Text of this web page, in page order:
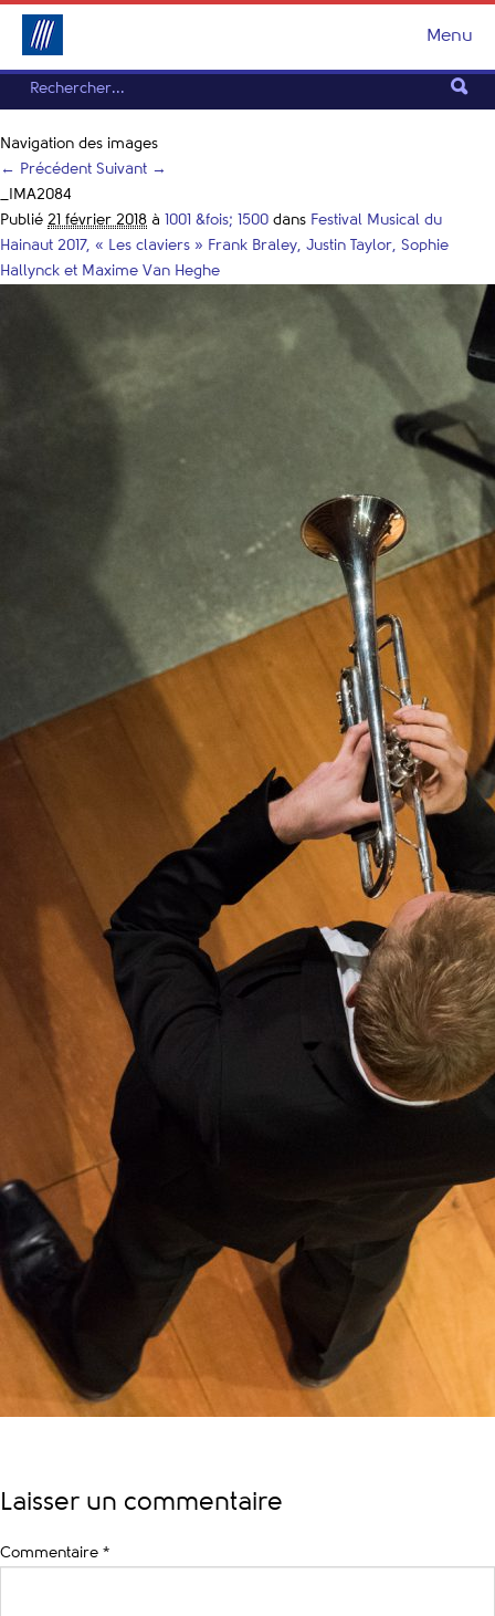
Menu
Navigation des images
← Précédent Suivant →
_IMA2084
Publié 21 février 2018 à 1001 &fois; 1500 dans Festival Musical du
Hainaut 2017, « Les claviers » Frank Braley, Justin Taylor, Sophie
Hallynck et Maxime Van Heghe
Laisser un commentaire
Commentaire *